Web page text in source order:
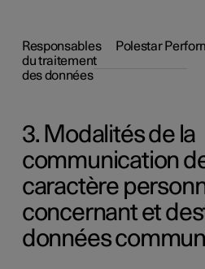
Responsables
du traitement
des données
Polestar
3. Modalités de la
communication
caractère
concernant et
données